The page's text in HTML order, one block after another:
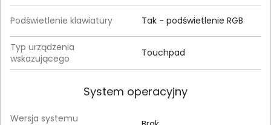
Podświetlenie klawiatury Tak - podświetlenie RGB
Typ urządzenia
wskazującego
Touchpad
System operacyjny
Wersja systemu